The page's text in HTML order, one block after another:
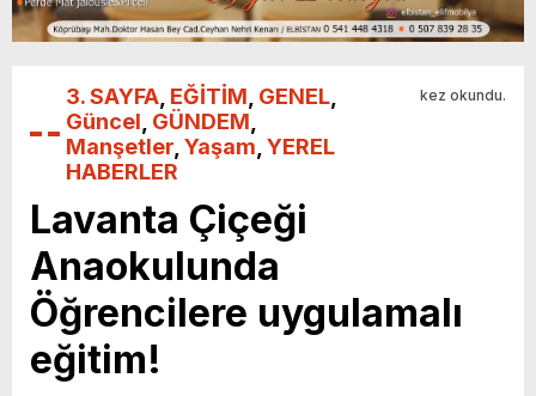
3. SAYFA EĞİTİM GENEL
Güncel GÜNDEM
Manşetler Yaşam YEREL
HABERLER
kez okundu.
Lavanta Çiçeği
Anaokulunda
Öğrencilere uygulamalı
eğitim!